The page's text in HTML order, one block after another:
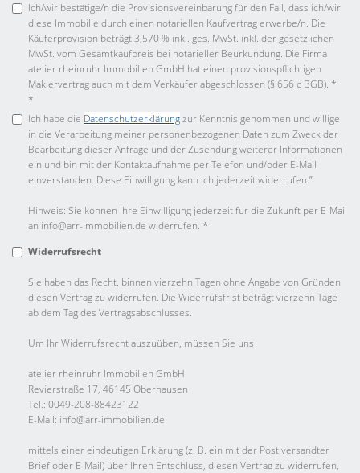
Ich/wir bestätige/n die Provisionsvereinbarung für den Fall, dass ich/wir
diese Immobilie durch einen notariellen Kaufvertrag erwerbe/n. Die
Käuferprovision beträgt 3,570 % inkl. ges. MwSt. inkl. der gesetzlichen
MwSt. vom Gesamtkaufpreis bei notarieller Beurkundung. Die Firma
atelier rheinruhr Immobilien GmbH hat einen provisionspflichtigen
Maklervertrag auch mit dem Verkäufer abgeschlossen (§ 656 c BGB). *
*
Ich habe die Datenschutzerklärungzur Kenntnis genommen und willige
in die Verarbeitung meiner personenbezogenen Daten zum Zweck der
Bearbeitung dieser Anfrage und der Zusendung weiterer Informationen
ein und bin mit der Kontaktaufnahme per Telefon und/oder E-Mail
einverstanden. Diese Einwilligung kann ich jederzeit widerrufen.”
Hinweis: Sie können Ihre Einwilligung jederzeit für die Zukunft per E-Mail
an info@arr-immobilien.de widerrufen. *
Widerrufsrecht
Sie haben das Recht, binnen vierzehn Tagen ohne Angabe von Gründen
diesen Vertrag zu widerrufen. Die Widerrufsfrist beträgt vierzehn Tage
ab dem Tag des Vertragsabschlusses.
Um Ihr Widerrufsrecht auszuüben, müssen Sie uns
atelier rheinruhr Immobilien GmbH
Revierstraße 17, 46145 Oberhausen
Tel.: 0049-208-88423122
E-Mail: info@arr-immobilien.de
mittels einer eindeutigen Erklärung (z. B. ein mit der Post versandter
Brief oder E-Mail) über Ihren Entschluss, diesen Vertrag zu widerrufen,